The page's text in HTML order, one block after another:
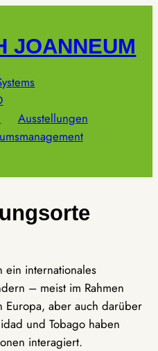
JOANNEUM
Ausstellungen
ein internationales
– meist im Rahmen
Europa, aber auch darüber
und Tobago haben
interagiert.